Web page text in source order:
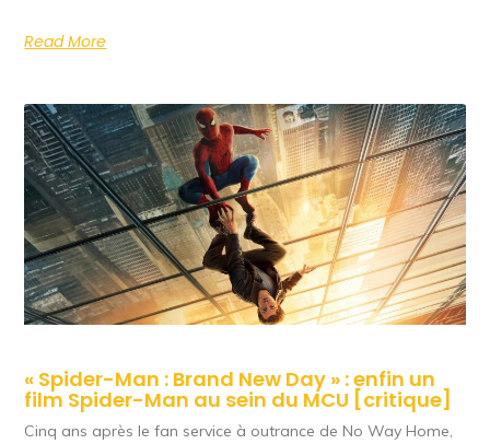
Read More
« Spider-Man : Brand New Day » : enfin un
film Spider-Man au sein du MCU [critique]
Cinq ans après le fan service à outrance de No Way Home,